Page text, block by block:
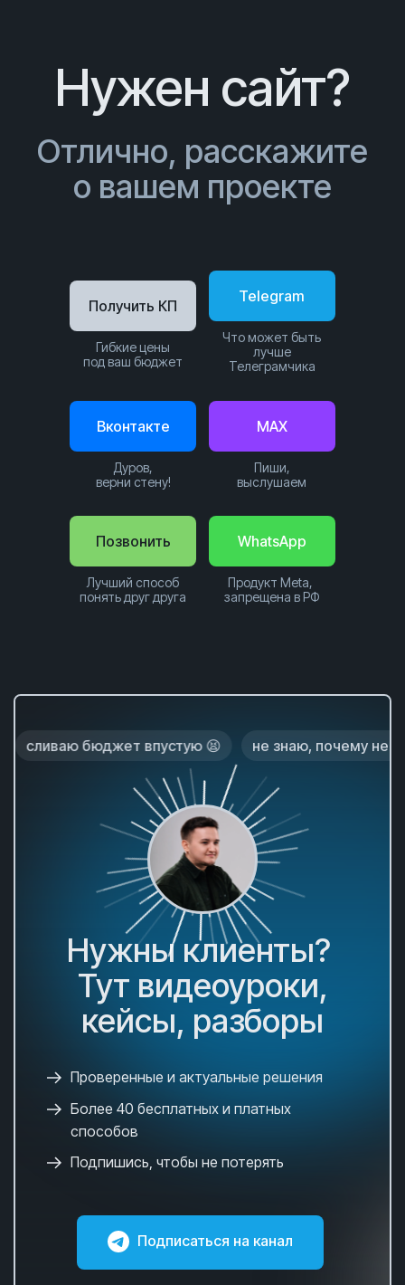
Нужен сайт?
Отлично, расскажите
о вашем проекте
Позвонить
Лучший способ
понять друг друга
WhatsApp
Продукт Meta,
запрещена в РФ
Telegram
Что может быть
лучше
Телеграмчика
Вконтакте
Дуров,
верни стену!
Получить КП
Гибкие цены
под ваш бюджет
MAX
Пиши,
выслушаем
впустую 😫 не знаю, почему нет заказов 😕
Нужны клиенты?
Тут видеоуроки,
кейсы, разборы
Проверенные и актуальные решения
Более 40 бесплатных и платных
способов
Подпишись, чтобы не потерять
Подписаться на канал